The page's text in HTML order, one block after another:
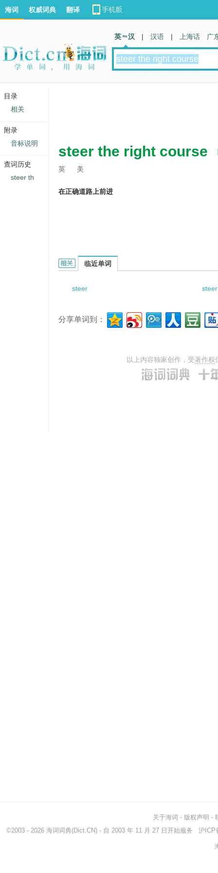
steer the right course
英 美
在正确道路上前进
steer the right course的相关资料：
临近单词
steer
分享单词到：
以上内容独家创作，受著作权
海词 权威词典 翻译
英 汉 | 汉语 | 上海话 广
关于海词 - 版权声明 -
©2003 - 2026 海词词典(Dict.CN) - 自 2003 年 11 月 27 日开始服务 沪ICP
目录
相关
附录
音标说明
查词历史
steer th